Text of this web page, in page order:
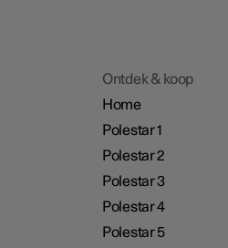
Ontdek & koop
Home
Polestar 1
Polestar 2
Polestar 3
Polestar 4
Polestar 5